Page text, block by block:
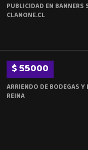
PUBLICIDAD EN BANNERS
CLANONE.CL
$ 55000
ARRIENDO DE BODEGAS
REINA